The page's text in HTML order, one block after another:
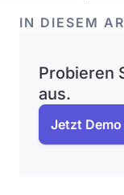
IN DIESEM
Probieren
aus.
Jetzt